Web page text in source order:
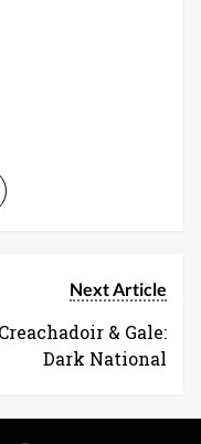
Next Article
Creachadoir & Gale:
Dark National